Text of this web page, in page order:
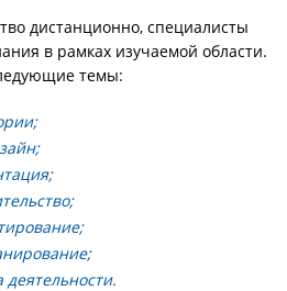
дистанционно, специалисты
в рамках изучаемой области.
темы:
деятельности.